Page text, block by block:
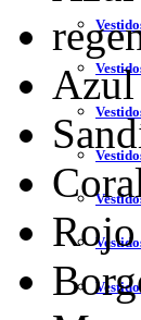
Azul
Rojo